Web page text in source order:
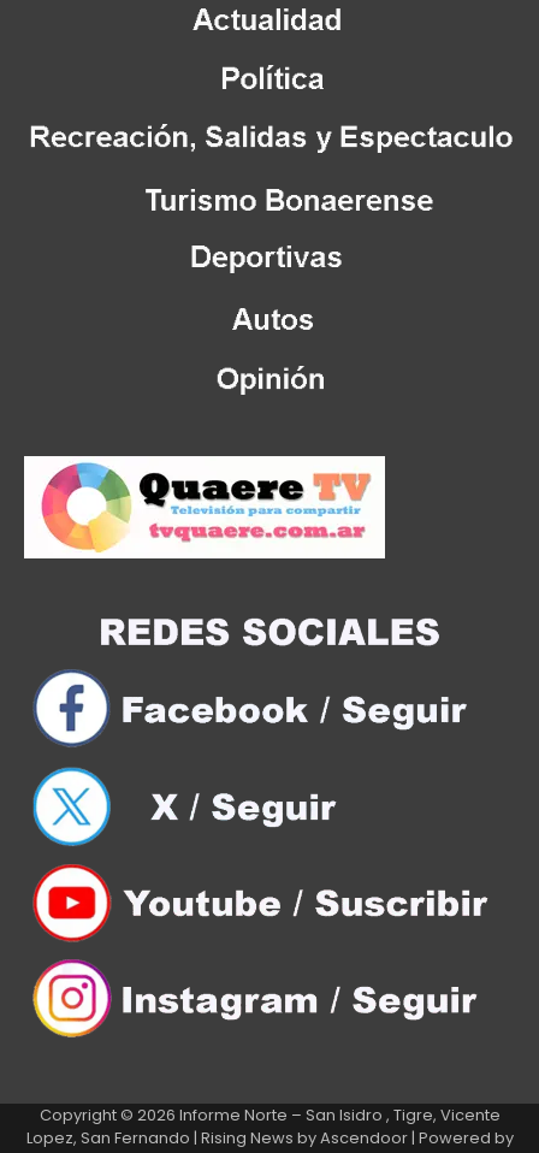
Copyright © 2026 Informe Norte – San Isidro , Tigre, Vicente
Lopez, San Fernando | Rising News byAscendoor| Powered by